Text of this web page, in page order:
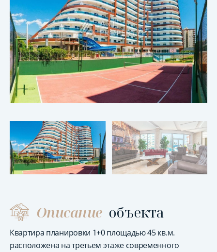
Описание объекта
Квартира планировки 1+0 площадью 45 кв.м.
расположена на третьем этаже современного